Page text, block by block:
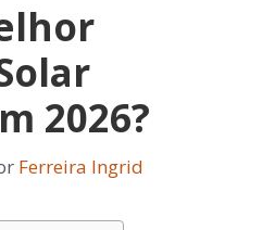
2026?
Ferreira Ingrid